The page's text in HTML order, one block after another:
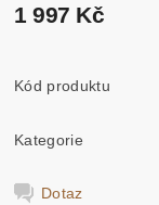
1 997 Kč
Kód produktu
Kategorie
Dotaz